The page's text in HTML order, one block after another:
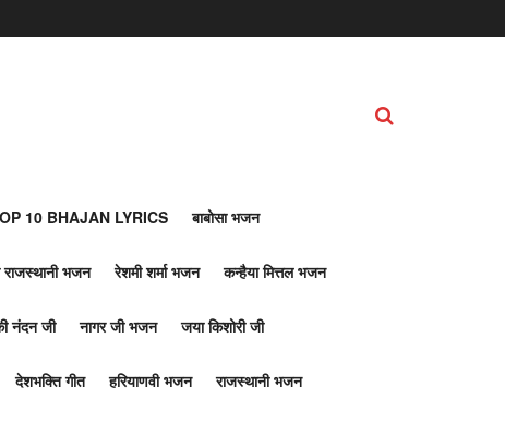
10 BHAJAN LYRICS बाबोसा भजन
राजस्थानी भजन रेशमी शर्मा भजन कन्हैया मित्तल भजन
नंदन जी नागर जी भजन जया किशोरी जी
देशभक्ति गीत हरियाणवी भजन राजस्थानी भजन